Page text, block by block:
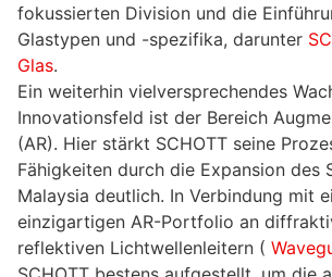
fokussierten Division und die
Glastypen und -spezifika, darunter
Glas.
Ein weiterhin vielversprechendes
Innovationsfeld ist der Bereich
(AR). Hier stärkt SCHOTT seine
Fähigkeiten durch die Expansion des
Malaysia deutlich. In Verbindung mit
einzigartigen AR-Portfolio an
reflektiven Lichtwellenleitern (